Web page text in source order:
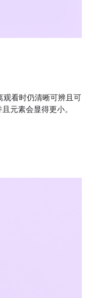
观看时仍清晰可辨且可
元素会显得更小。